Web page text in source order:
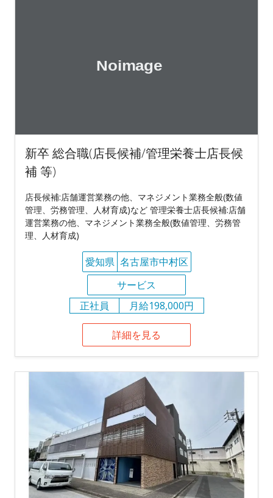
新卒 総合職(店長候補/管理栄養士店長候
補 等)
店長候補:店舗運営業務の他、マネジメント業務全般(数値
管理、労務管理、人材育成)など 管理栄養士店長候補:店舗
運営業務の他、マネジメント業務全般(数値管理、労務管
理、人材育成)
愛知県 名古屋市中村区
サービス
正社員
月給198,000円
詳細を見る